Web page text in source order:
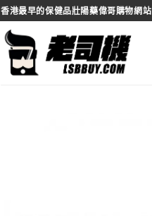
香港最早的保健品壯陽藥偉哥購物網站